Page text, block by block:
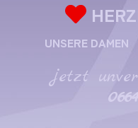
UNSERE DAMEN
jetzt